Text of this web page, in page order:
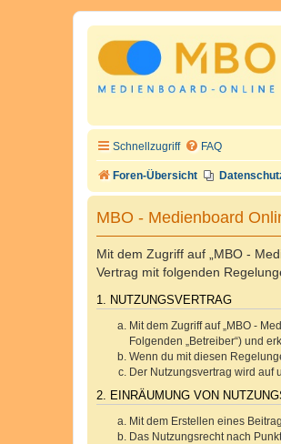
Schnellzugriff FAQ
Foren-Übersicht
MBO - Medienboard
Mit dem Zugriff auf „MBO -
Vertrag mit folgenden
1. NUTZUNGSVERTRAG
Mit dem Zugriff auf „MBO -
Folgenden „Betreiber“) und
Wenn du mit diesen
Der Nutzungsvertrag wird auf
2. EINRÄUMUNG VON
Mit dem Erstellen eines
Das Nutzungsrecht nach